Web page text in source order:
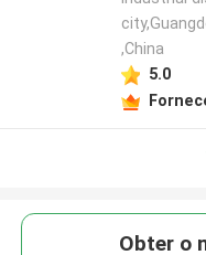
,China
5.0
Obter o